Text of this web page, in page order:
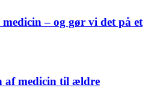
– og gør vi det på et
af medicin til ældre